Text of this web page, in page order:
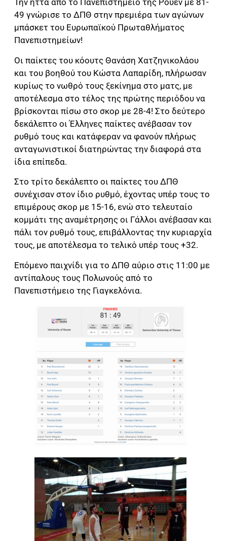
Την ήττα από το Πανεπιστήμειο της Ρουέν με 81-
49 γνώρισε το ΔΠΘ στην πρεμιέρα των αγώνων
μπάσκετ του Ευρωπαϊκού Πρωταθλήματος
Πανεπιστημείων!
Οι παίκτες του κόουτς Θανάση Χατζηνικολάου
και του βοηθού του Κώστα Λαπαρίδη, πλήρωσαν
κυρίως το νωθρό τους ξεκίνημα στο ματς, με
αποτέλεσμα στο τέλος της πρώτης περιόδου να
βρίσκονται πίσω στο σκορ με 28-4! Στο δεύτερο
δεκάλεπτο οι Έλληνες παίκτες ανέβασαν τον
ρυθμό τους και κατάφεραν να φανούν πλήρως
ανταγωνιστικοί διατηρώντας την διαφορά στα
ίδια επίπεδα.
Στο τρίτο δεκάλεπτο οι παίκτες του ΔΠΘ
συνέχισαν στον ίδιο ρυθμό, έχοντας υπέρ τους το
επιμέρους σκορ με 15-16, ενώ στο τελευταίο
κομμάτι της αναμέτρησης οι Γάλλοι ανέβασαν και
πάλι τον ρυθμό τους, επιβάλλοντας την κυριαρχία
τους, με αποτέλεσμα το τελικό υπέρ τους +32.
Επόμενο παιχνίδι για το ΔΠΘ αύριο στις 11:00 με
αντίπαλους τους Πολωνούς από το
Πανεπιστήμειο της Γιαγκελόνια.